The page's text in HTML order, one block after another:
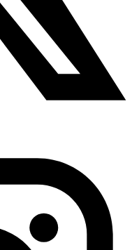
con la finalidad
ofrecidos.
de terceros
de